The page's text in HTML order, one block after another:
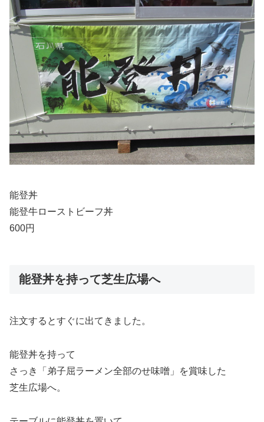
能登丼
能登牛ローストビーフ丼
600円
能登丼を持って芝生広場へ
注文するとすぐに出てきました。
能登丼を持って
さっき「弟子屈ラーメン全部のせ味噌」を賞味した
芝生広場へ。